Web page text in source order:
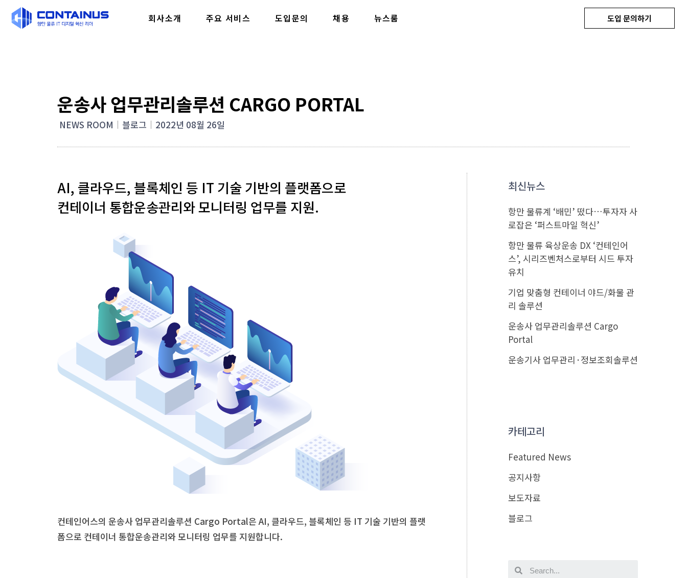
회사소개 주요 서비스 도입문의 채용 뉴스룸 도입 문의하기
운송사 업무관리솔루션 CARGO PORTAL
NEWS ROOM 블로그 2022년 08월 26일
AI, 클라우드, 블록체인 등 IT 기술 기반의 플랫폼으로
컨테이너 통합운송관리와 모니터링 업무를 지원.
컨테인어스의 운송사 업무관리솔루션 Cargo Portal은 AI, 클라우드, 블록체인 등 IT 기술 기반의 플랫
폼으로 컨테이너 통합운송관리와 모니터링 업무를 지원합니다.
최신뉴스
항만 물류계 ‘배민’ 떴다…투자자 사
로잡은 ‘퍼스트마일 혁신’
항만 물류 육상운송 DX ‘컨테인어
스’, 시리즈벤처스로부터 시드 투자
유치
기업 맞춤형 컨테이너 야드/화물 관
리 솔루션
운송사 업무관리솔루션 Cargo
Portal
운송기사 업무관리·정보조회솔루션
카테고리
Featured News
공지사항
보도자료
블로그